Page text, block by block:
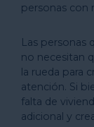
personas con
Las personas
no necesitan
la rueda para
atención. Si
falta de
adicional y